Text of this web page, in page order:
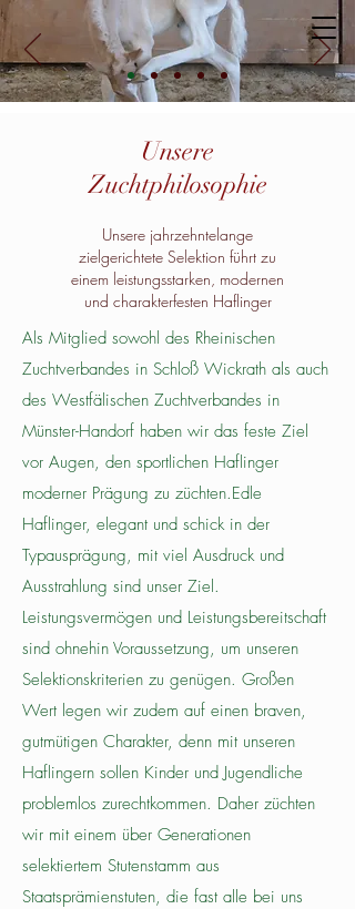
Unsere
Zuchtphilosophie
Unsere jahrzehntelange
zielgerichtete Selektion führt zu
einem leistungsstarken, modernen
und charakterfesten Haflinger
Als Mitglied sowohl des Rheinischen
Zuchtverbandes in Schloß Wickrath als auch
des Westfälischen Zuchtverbandes in
Münster-Handorf haben wir das feste Ziel
vor Augen, den sportlichen Haflinger
moderner Prägung zu züchten.Edle
Haflinger, elegant und schick in der
Typausprägung, mit viel Ausdruck und
Ausstrahlung sind unser Ziel.
Leistungsvermögen und Leistungsbereitschaft
sind ohnehin Voraussetzung, um unseren
Selektionskriterien zu genügen. Großen
Wert legen wir zudem auf einen braven,
gutmütigen Charakter, denn mit unseren
Haflingern sollen Kinder und Jugendliche
problemlos zurechtkommen. Daher züchten
wir mit einem über Generationen
selektiertem Stutenstamm aus
Staatsprämienstuten, die fast alle bei uns